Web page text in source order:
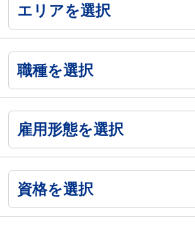
エリアを選択
職種を選択
雇用形態を選択
資格を選択